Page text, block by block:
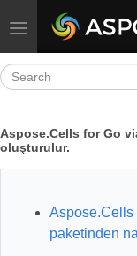
Toggle navigation
Aspose.Cells for Go
oluşturulur.
Aspose.Cells
paketinden